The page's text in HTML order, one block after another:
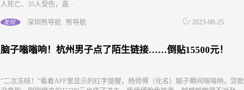
人死亡、35人受伤，直···
发现 深圳熊导航 熊导航 2023-08-25
脑子嗡嗡响！杭州男子点了陌生链接……倒贴15500元！
“二次冻结！”看着APP里显示的红字提醒，杨师傅（化名）脑子瞬间嗡嗡响，贷款